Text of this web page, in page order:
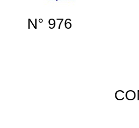
N° 976